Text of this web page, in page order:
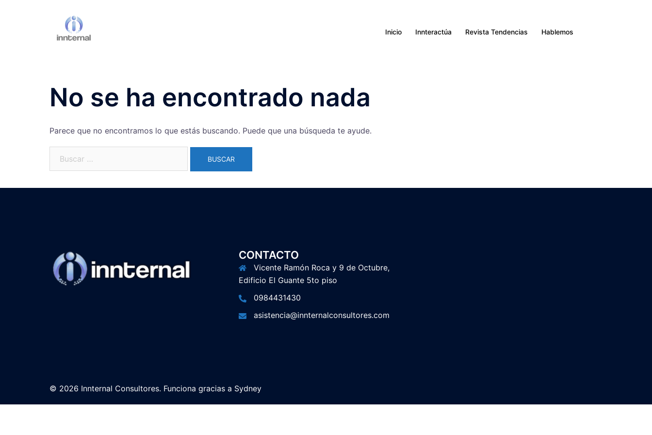
Inicio Innteractúa Revista Tendencias Hablemos
No se ha encontrado nada
Parece que no encontramos lo que estás buscando. Puede que una búsqueda te ayude.
CONTACTO
Vicente Ramón Roca y 9 de Octubre,
Edificio El Guante 5to piso
0984431430
asistencia@innternalconsultores.com
© 2026 Innternal Consultores. Funciona gracias a Sydney